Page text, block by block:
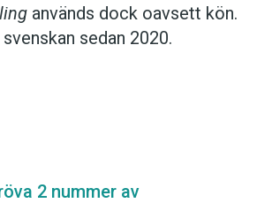
används dock oavsett kön.
sedan 2020.
2 nummer av